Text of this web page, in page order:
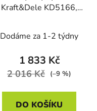
Kraft&Dele KD5166,
Dodáme za 1-2 týdny
1 833 Kč
2 016 Kč (–9 %)
DO KOŠÍKU